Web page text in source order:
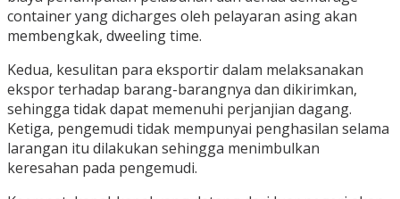
container yang dicharges oleh pelayaran asing akan
membengkak, dweeling time.
Kedua, kesulitan para eksportir dalam melaksanakan
ekspor terhadap barang-barangnya dan dikirimkan,
sehingga tidak dapat memenuhi perjanjian dagang.
Ketiga, pengemudi tidak mempunyai penghasilan selama
larangan itu dilakukan sehingga menimbulkan
keresahan pada pengemudi.